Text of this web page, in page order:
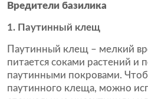
Вредители базилика
1. Паутинный клещ
Паутинный клещ – мелкий
питается соками растений и
паутинными покровами.
паутинного клеща, можно